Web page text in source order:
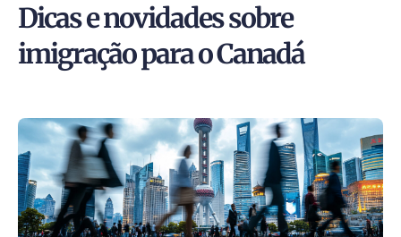
Dicas e novidades sobre
imigração para o Canadá